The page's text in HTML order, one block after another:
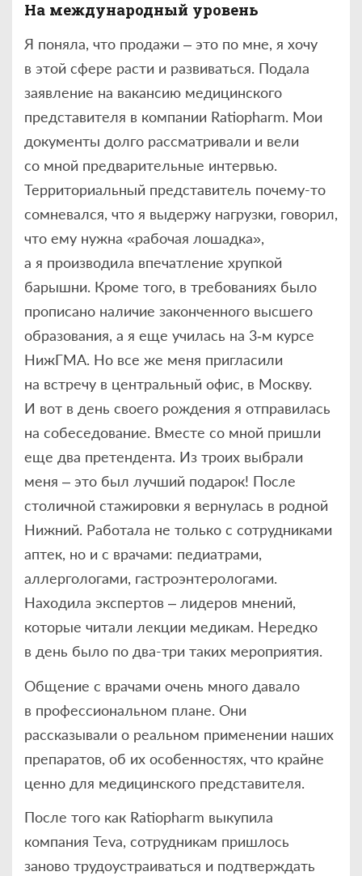
На международный уровень
Я поняла, что продажи – это по мне, я хочу
в этой сфере расти и развиваться. Подала
заявление на вакансию медицинского
представителя в компании Ratiopharm. Мои
документы долго рассматривали и вели
со мной предварительные интервью.
Территориальный представитель почему-то
сомневался, что я выдержу нагрузки, говорил,
что ему нужна «рабочая лошадка»,
а я производила впечатление хрупкой
барышни. Кроме того, в требованиях было
прописано наличие законченного высшего
образования, а я еще училась на 3‑м курсе
НижГМА. Но все же меня пригласили
на встречу в центральный офис, в Москву.
И вот в день своего рождения я отправилась
на собеседование. Вместе со мной пришли
еще два претендента. Из троих выбрали
меня – это был лучший подарок! После
столичной стажировки я вернулась в родной
Нижний. Работала не только с сотрудниками
аптек, но и с врачами: педиатрами,
аллергологами, гастроэнтерологами.
Находила экспертов – лидеров мнений,
которые читали лекции медикам. Нередко
в день было по два-три таких мероприятия.
Общение с врачами очень много давало
в профессиональном плане. Они
рассказывали о реальном применении наших
препаратов, об их особенностях, что крайне
ценно для медицинского представителя.
После того как Ratiopharm выкупила
компания Teva, сотрудникам пришлось
заново трудоустраиваться и подтверждать